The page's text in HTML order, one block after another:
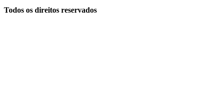
Todos os direitos reservados